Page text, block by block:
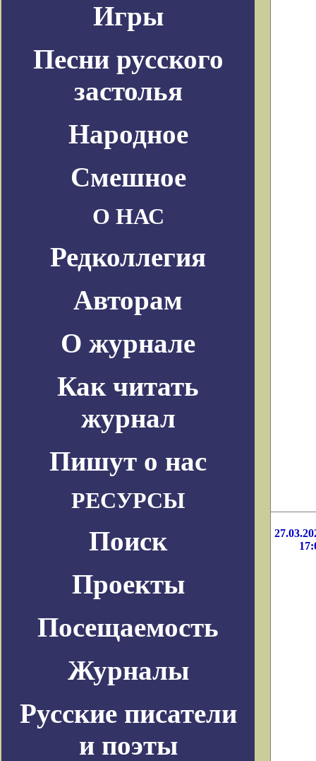
Игры
Песни русского
застолья
Народное
Смешное
О НАС
Редколлегия
Авторам
О журнале
Как читать
журнал
Пишут о нас
РЕСУРСЫ
Поиск
Проекты
Посещаемость
Журналы
Русские писатели
и поэты